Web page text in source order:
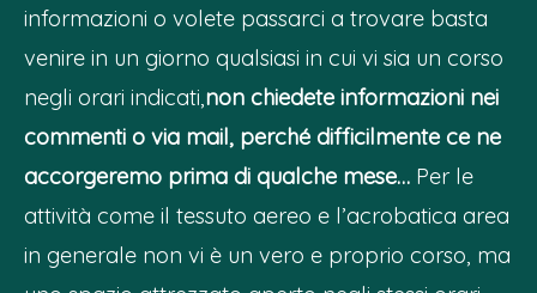
informazioni o volete passarci a trovare basta
venire in un giorno qualsiasi in cui vi sia un corso
negli orari indicati,non chiedete informazioni nei
commenti o via mail, perché difficilmente ce ne
accorgeremo prima di qualche mese… Per le
attività come il tessuto aereo e l’acrobatica area
in generale non vi è un vero e proprio corso, ma